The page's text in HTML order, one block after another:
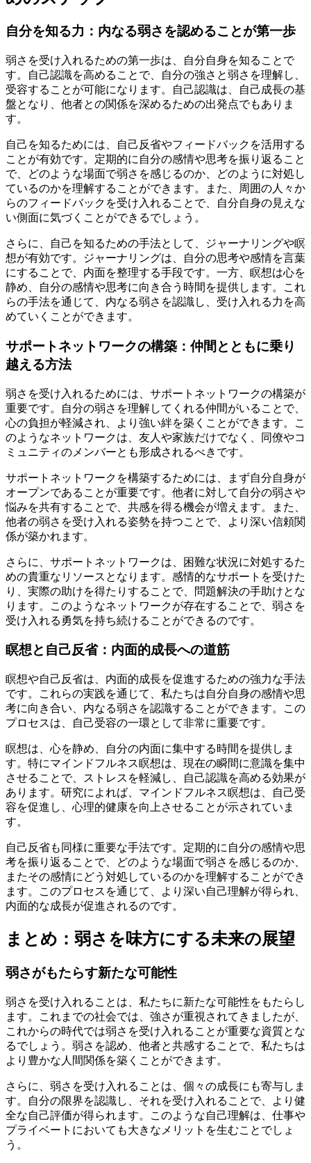
自分を知る力：内なる弱さを認めることが第一歩
弱さを受け入れるための第一歩は、自分自身を知ることで
す。自己認識を高めることで、自分の強さと弱さを理解し、
受容することが可能になります。自己認識は、自己成長の基
盤となり、他者との関係を深めるための出発点でもありま
す。
自己を知るためには、自己反省やフィードバックを活用する
ことが有効です。定期的に自分の感情や思考を振り返ること
で、どのような場面で弱さを感じるのか、どのように対処し
ているのかを理解することができます。また、周囲の人々か
らのフィードバックを受け入れることで、自分自身の見えな
い側面に気づくことができるでしょう。
さらに、自己を知るための手法として、ジャーナリングや瞑
想が有効です。ジャーナリングは、自分の思考や感情を言葉
にすることで、内面を整理する手段です。一方、瞑想は心を
静め、自分の感情や思考に向き合う時間を提供します。これ
らの手法を通じて、内なる弱さを認識し、受け入れる力を高
めていくことができます。
サポートネットワークの構築：仲間とともに乗り
越える方法
弱さを受け入れるためには、サポートネットワークの構築が
重要です。自分の弱さを理解してくれる仲間がいることで、
心の負担が軽減され、より強い絆を築くことができます。こ
のようなネットワークは、友人や家族だけでなく、同僚やコ
ミュニティのメンバーとも形成されるべきです。
サポートネットワークを構築するためには、まず自分自身が
オープンであることが重要です。他者に対して自分の弱さや
悩みを共有することで、共感を得る機会が増えます。また、
他者の弱さを受け入れる姿勢を持つことで、より深い信頼関
係が築かれます。
さらに、サポートネットワークは、困難な状況に対処するた
めの貴重なリソースとなります。感情的なサポートを受けた
り、実際の助けを得たりすることで、問題解決の手助けとな
ります。このようなネットワークが存在することで、弱さを
受け入れる勇気を持ち続けることができるのです。
瞑想と自己反省：内面的成長への道筋
瞑想や自己反省は、内面的成長を促進するための強力な手法
です。これらの実践を通じて、私たちは自分自身の感情や思
考に向き合い、内なる弱さを認識することができます。この
プロセスは、自己受容の一環として非常に重要です。
瞑想は、心を静め、自分の内面に集中する時間を提供しま
す。特にマインドフルネス瞑想は、現在の瞬間に意識を集中
させることで、ストレスを軽減し、自己認識を高める効果が
あります。研究によれば、マインドフルネス瞑想は、自己受
容を促進し、心理的健康を向上させることが示されていま
す。
自己反省も同様に重要な手法です。定期的に自分の感情や思
考を振り返ることで、どのような場面で弱さを感じるのか、
またその感情にどう対処しているのかを理解することができ
ます。このプロセスを通じて、より深い自己理解が得られ、
内面的な成長が促進されるのです。
まとめ：弱さを味方にする未来の展望
弱さがもたらす新たな可能性
弱さを受け入れることは、私たちに新たな可能性をもたらし
ます。これまでの社会では、強さが重視されてきましたが、
これからの時代では弱さを受け入れることが重要な資質とな
るでしょう。弱さを認め、他者と共感することで、私たちは
より豊かな人間関係を築くことができます。
さらに、弱さを受け入れることは、個々の成長にも寄与しま
す。自分の限界を認識し、それを受け入れることで、より健
全な自己評価が得られます。このような自己理解は、仕事や
プライベートにおいても大きなメリットを生むことでしょ
う。